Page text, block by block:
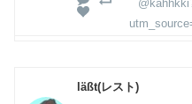
läßt(レスト)